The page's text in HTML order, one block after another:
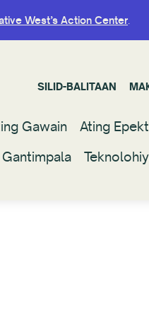
West’s Action Center.
SILID-BALITAAN
Gawain Ating
West’s Action Center.
SILID-BALITAAN
Gawain Ating